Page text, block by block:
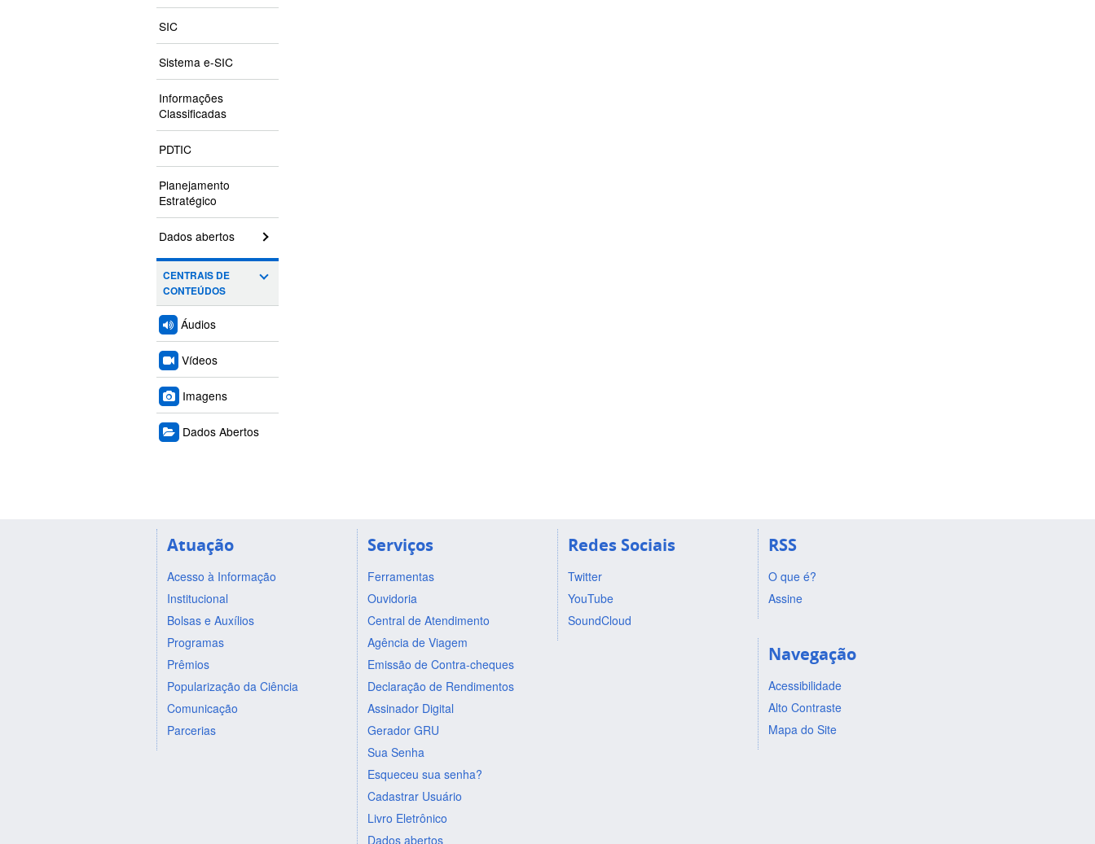
SIC
Sistema e-SIC
Informações
Classificadas
PDTIC
Planejamento
Estratégico
Dados abertos
CENTRAIS DE
CONTEÚDOS
Áudios
Vídeos
Imagens
Dados Abertos
Atuação
Acesso à Informação
Institucional
Bolsas e Auxílios
Programas
Prêmios
Popularização da Ciência
Comunicação
Parcerias
Serviços
Ferramentas
Ouvidoria
Central de Atendimento
Agência de Viagem
Emissão de Contra-cheques
Declaração de Rendimentos
Assinador Digital
Gerador GRU
Sua Senha
Esqueceu sua senha?
Cadastrar Usuário
Livro Eletrônico
Dados abertos
Redes Sociais
Twitter
YouTube
SoundCloud
RSS
O que é?
Assine
Navegação
Acessibilidade
Alto Contraste
Mapa do Site